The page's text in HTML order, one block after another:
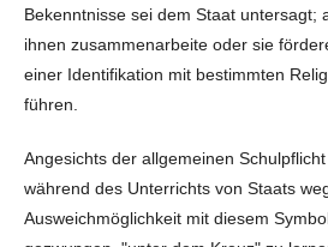
Bekenntnisse sei dem Staat untersagt;
ihnen zusammenarbeite oder sie
einer Identifikation mit bestimmten
führen.
Angesichts der allgemeinen
während des Unterrichts von Staats
Ausweichmöglichkeit mit diesem